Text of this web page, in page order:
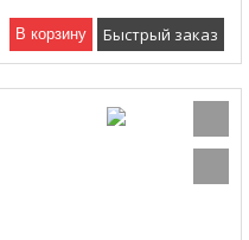
В корзину Быстрый заказ